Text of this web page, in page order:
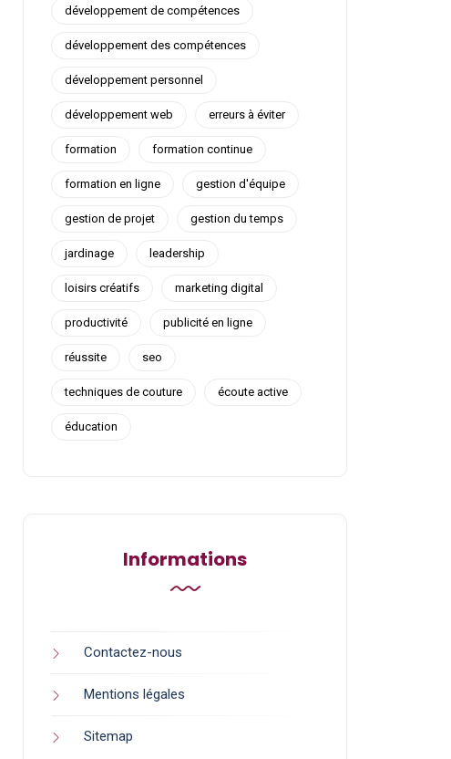
développement de compétences
développement des compétences
développement personnel
développement web erreurs à éviter
formation formation continue
formation en ligne gestion d'équipe
gestion de projet gestion du temps
jardinage leadership
loisirs créatifs marketing digital
productivité publicité en ligne
réussite seo
techniques de couture écoute active
éducation
Informations
Contactez-nous
Mentions légales
Sitemap